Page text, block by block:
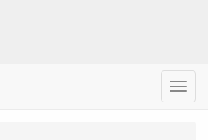
Menu